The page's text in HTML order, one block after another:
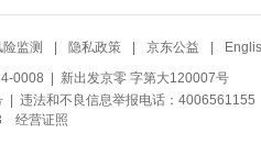
险监测 隐私政策 京东公益
0008 | 新出发京零 字第大120007号
| 违法和不良信息举报电话：4006561155
经营证照